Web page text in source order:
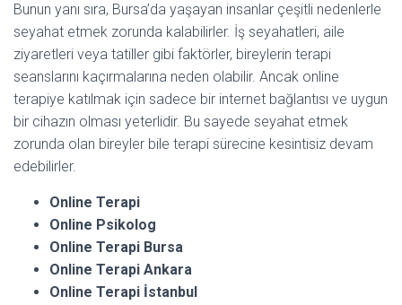
Bunun yanı sıra, Bursa’da yaşayan insanlar çeşitli nedenlerle
seyahat etmek zorunda kalabilirler. İş seyahatleri, aile
ziyaretleri veya tatiller gibi faktörler, bireylerin terapi
seanslarını kaçırmalarına neden olabilir. Ancak online
terapiye katılmak için sadece bir internet bağlantısı ve uygun
bir cihazın olması yeterlidir. Bu sayede seyahat etmek
zorunda olan bireyler bile terapi sürecine kesintisiz devam
edebilirler.
Online Terapi
Online Psikolog
Online Terapi Bursa
Online Terapi Ankara
Online Terapi İstanbul